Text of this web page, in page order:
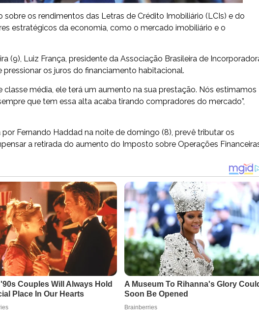
os rendimentos das Letras de Crédito Imobiliário (LCIs) e do
estratégicos da economia, como o mercado imobiliário e o
(9), Luiz França, presidente da Associação Brasileira de
os juros do financiamento habitacional.
média, ele terá um aumento na sua prestação. Nós estimamos
que tem essa alta acaba tirando compradores do mercado”,
Fernando Haddad na noite de domingo (8), prevê tributar os
a retirada do aumento do Imposto sobre Operações